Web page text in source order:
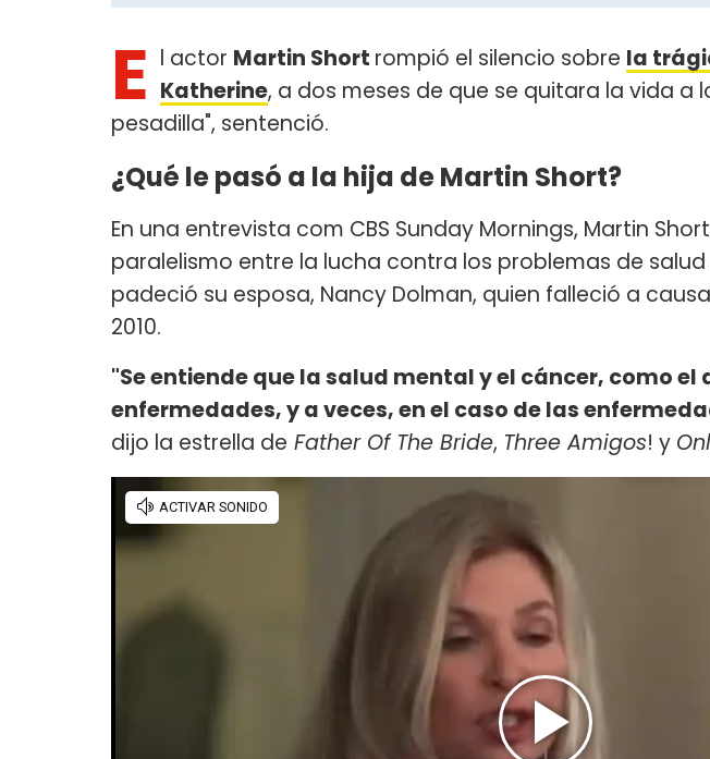
E l actor Martin Short rompió el silencio sobre la
Katherine, a dos meses de que se quitara la vida a
pesadilla", sentenció.
¿Qué le pasó a la hija de Martin Short?
En una entrevista com CBS Sunday Mornings, Martin
paralelismo entre la lucha contra los problemas de
padeció su esposa, Nancy Dolman, quien falleció a
2010.
"Se entiende que la salud mental y el cáncer, como el
enfermedades, y a veces, en el caso de las
dijo la estrella de Father Of The Bride, Three Amigos! y